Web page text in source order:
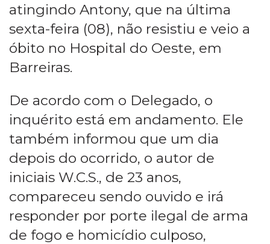
atingindo Antony, que na última
sexta-feira (08), não resistiu e veio a
óbito no Hospital do Oeste, em
Barreiras.
De acordo com o Delegado, o
inquérito está em andamento. Ele
também informou que um dia
depois do ocorrido, o autor de
iniciais W.C.S., de 23 anos,
compareceu sendo ouvido e irá
responder por porte ilegal de arma
de fogo e homicídio culposo,